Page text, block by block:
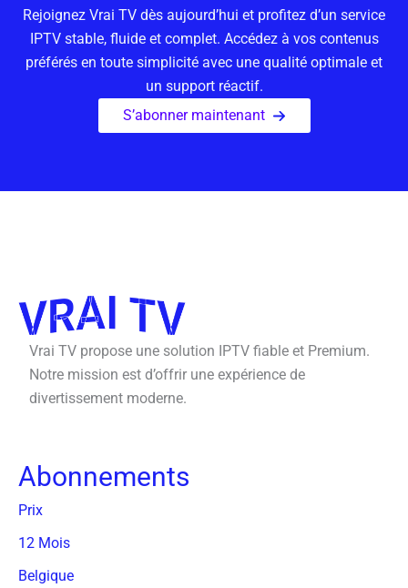
Rejoignez Vrai TV dès aujourd’hui et profitez d’un service
IPTV stable, fluide et complet. Accédez à vos contenus
préférés en toute simplicité avec une qualité optimale et
un support réactif.
S’abonner maintenant
Vrai TV propose une solution IPTV fiable et Premium.
Notre mission est d’offrir une expérience de
divertissement moderne.
Abonnements
Prix
12 Mois
Belgique